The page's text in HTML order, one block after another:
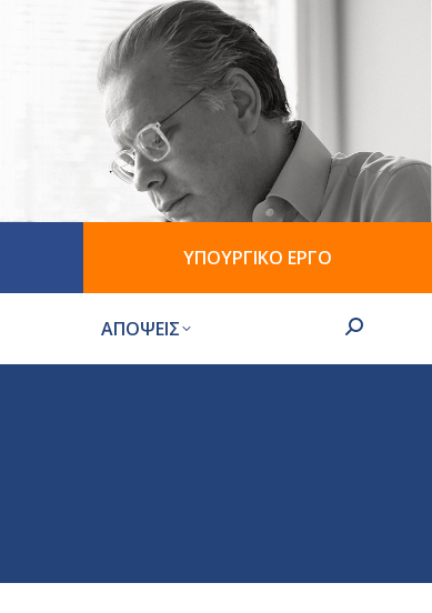
ΥΠΟΥΡΓΙΚΟ ΕΡΓΟ
ΑΠΟΨΕΙΣ Search: